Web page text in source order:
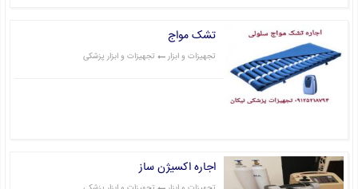
تشک مواج
تجهیزات و ابزار تجهیزات و ابزار پزشکی
اجاره اکسیژن ساز